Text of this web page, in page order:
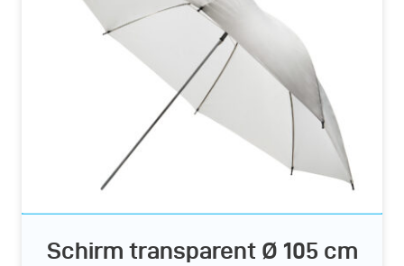
Schirm transparent Ø 105 cm